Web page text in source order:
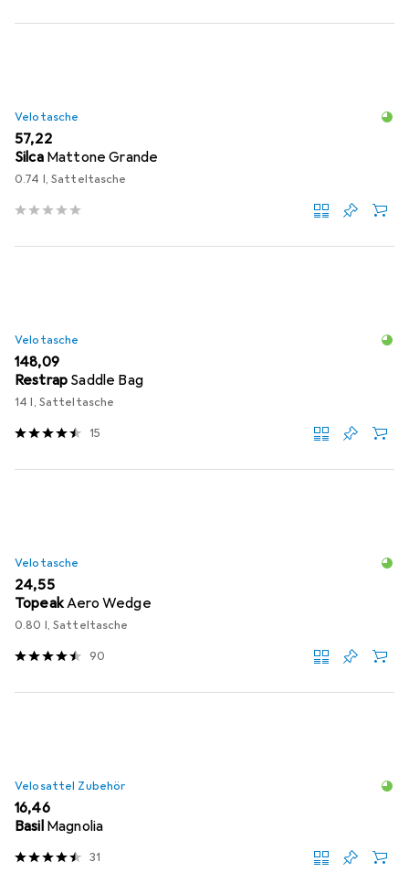
Velotasche
EUR
57,22
Silca Mattone Grande
0.74 l, Satteltasche
Velotasche
EUR
148,09
Restrap Saddle Bag
14 l, Satteltasche
15
Velotasche
EUR
24,55
TopeakAero Wedge
0.80 l, Satteltasche
90
Velosattel Zubehör
EUR
16,46
Basil Magnolia
31